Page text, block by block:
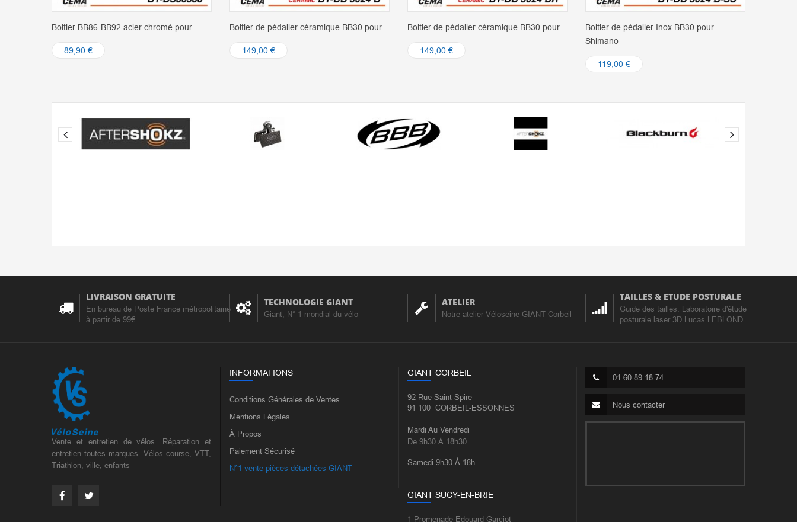
Boitier BB86-BB92 acier chromé pour...
89,90 €
Boitier de pédalier céramique BB30 pour...
149,00 €
Boitier de pédalier céramique BB30 pour...
149,00 €
Boitier de pédalier Inox BB30 pour
Shimano
119,00 €
LIVRAISON GRATUITE
En bureau de Poste France métropolitaine
à partir de 99€
TECHNOLOGIE GIANT
Giant, N° 1 mondial du vélo
ATELIER
Notre atelier Véloseine GIANT Corbeil
TAILLES & ETUDE POSTURALE
Guide des tailles. Laboratoire d'étude
posturale laser 3D Lucas LEBLOND
Vente et entretien de vélos. Réparation et
entretien toutes marques. Vélos course, VTT,
Triathlon, ville, enfants
INFORMATIONS
Conditions Générales de Ventes
Mentions Légales
À Propos
Paiement Sécurisé
N°1 vente pièces détachées GIANT
GIANT CORBEIL
92 Rue Saint-Spire
91 100 CORBEIL-ESSONNES
Mardi Au Vendredi
De 9h30 À 18h30
Samedi 9h30 À 18h
GIANT SUCY-EN-BRIE
1 Promenade Edouard Garciot
01 60 89 18 74
Nous contacter